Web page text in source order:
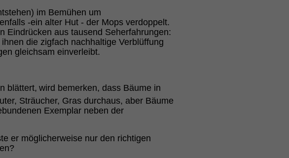
im Bemühen um
-ein alter Hut - der Mops verdoppelt.
Eindrücken aus tausend Seherfahrungen:
die zigfach nachhaltige Verblüffung
gleichsam einverleibt.
blättert, wird bemerken, dass Bäume in
Sträucher, Gras durchaus, aber Bäume
Exemplar neben der
er möglicherweise nur den richtigen